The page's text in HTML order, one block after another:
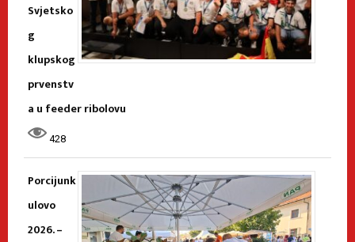
Svjetsko
g
klupskog
prvenstv
a u feeder ribolovu
428
Porcijunk
ulovo
2026. –